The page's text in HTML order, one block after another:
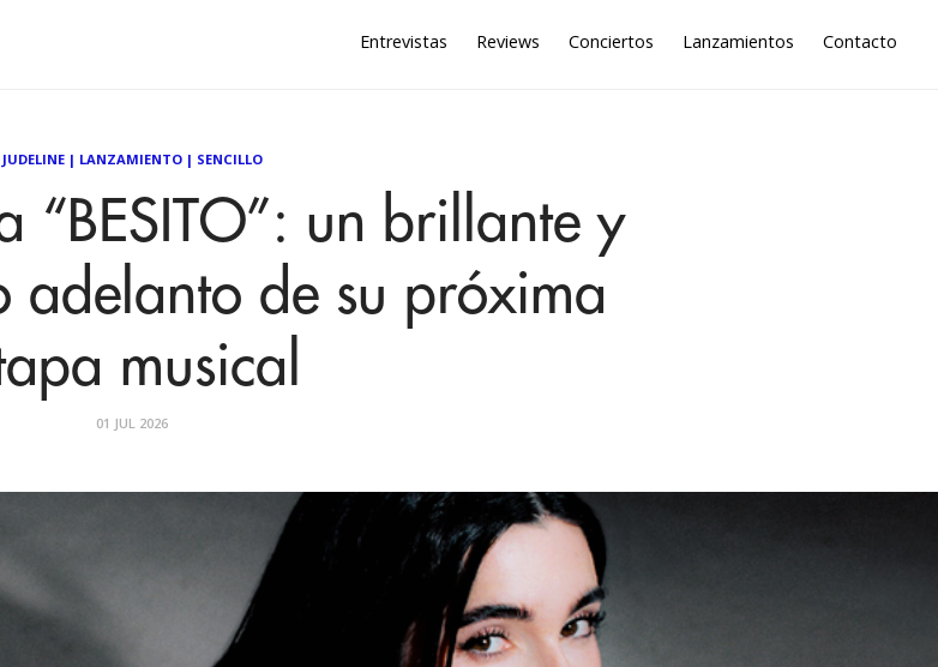
Entrevistas Reviews Conciertos Lanzamientos Contacto
JUDELINE| LANZAMIENTO| SENCILLO
“BESITO”: un brillante y
adelanto de su próxima
musical
01 JUL 2026